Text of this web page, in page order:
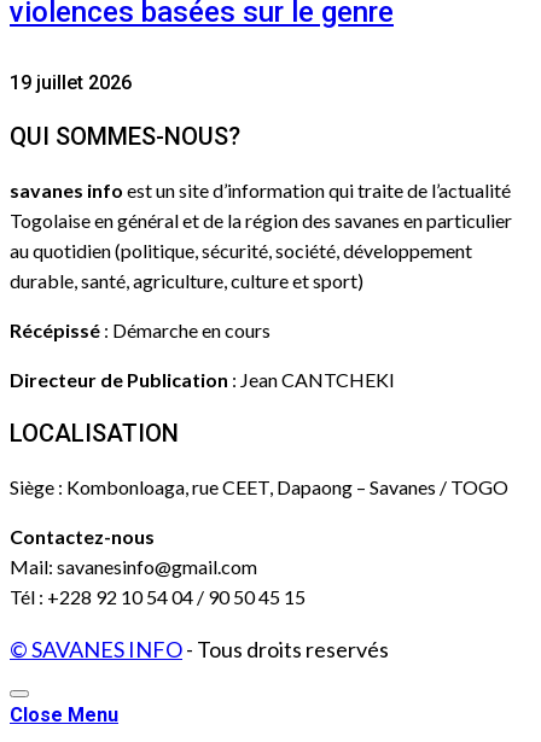
violences basées sur le genre
19 juillet 2026
QUI SOMMES-NOUS?
savanes info est un site d’information qui traite de l’actualité
Togolaise en général et de la région des savanes en particulier
au quotidien (politique, sécurité, société, développement
durable, santé, agriculture, culture et sport)
Récépissé : Démarche en cours
Directeur de Publication : Jean CANTCHEKI
LOCALISATION
Siège : Kombonloaga, rue CEET, Dapaong – Savanes / TOGO
Contactez-nous
Mail: savanesinfo@gmail.com
Tél : +228 92 10 54 04 / 90 50 45 15
© SAVANES INFO- Tous droits reservés
Close Menu